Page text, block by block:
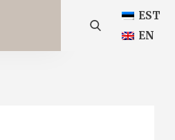
EST
EN